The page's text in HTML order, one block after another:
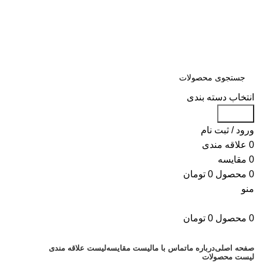
انتخاب دسته بندی
ورود / ثبت نام
0 علاقه مندی
0 مقایسه
0 محصول 0 تومان
منو
0 محصول 0 تومان
صفحه اصلیدرباره ماتماس با مالیست مقایسهلیست علاقه مندی
لیست محصولات